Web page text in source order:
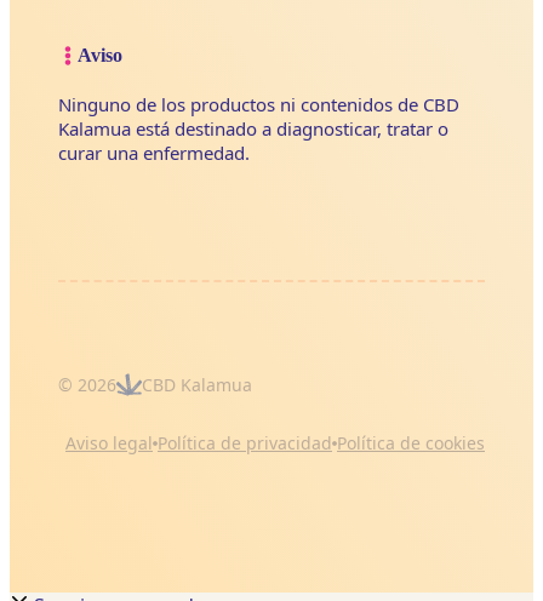
Aviso
Ninguno de los productos ni contenidos de CBD
Kalamua está destinado a diagnosticar, tratar o
curar una enfermedad.
© 2026 CBD Kalamua
Aviso legal Política de privacidad Política de cookies